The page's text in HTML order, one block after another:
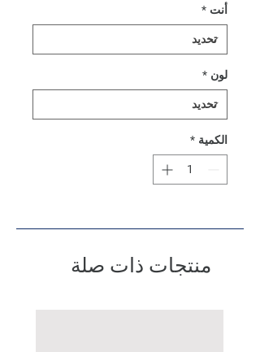
أنت *
لون *
الكمية *
منتجات ذات صلة